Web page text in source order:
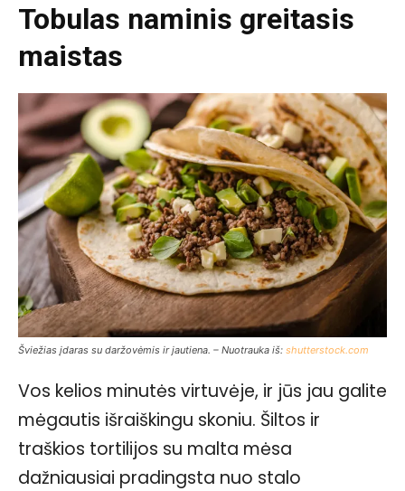
Tobulas naminis greitasis
maistas
Šviežias įdaras su daržovėmis ir jautiena. – Nuotrauka iš: shutterstock.com
Vos kelios minutės virtuvėje, ir jūs jau galite
mėgautis išraiškingu skoniu. Šiltos ir
traškios tortilijos su malta mėsa
dažniausiai pradingsta nuo stalo